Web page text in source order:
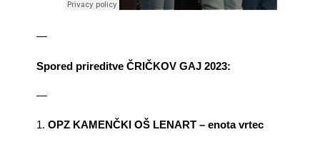
—
Spored prireditve ČRIČKOV GAJ 2023:
—
1. OPZ KAMENČKI OŠ LENART – enota vrtec